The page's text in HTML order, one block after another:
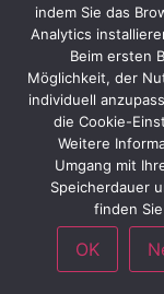
indem Sie das
Analytics
Beim ersten
Möglichkeit, der
individuell
die Cookie-
Weitere
Umgang mit
Speicherdauer
finden
OK